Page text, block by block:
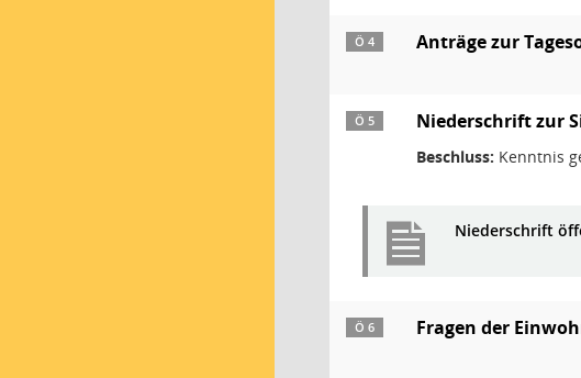
Ö 4 Anträge zur
Ö 5 Niederschrift zur
Beschluss: Kenntnis
Niederschrift
Ö 6 Fragen der